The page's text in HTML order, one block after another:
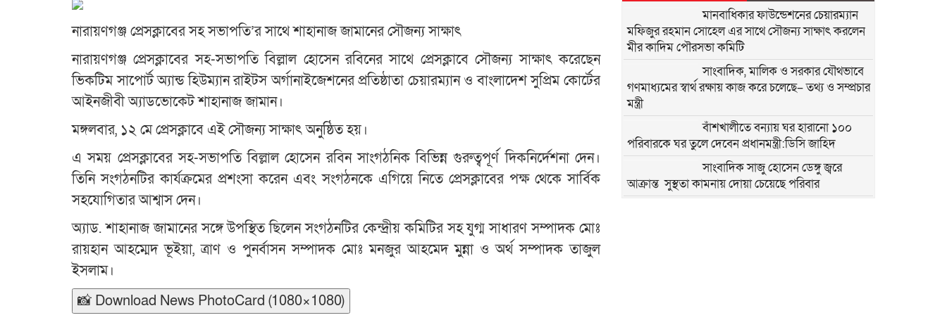
নারায়ণগঞ্জ প্রেসক্লাবের সহ সভাপতি’র সাথে শাহানাজ জামানের সৌজন্য সাক্ষাৎ
নারায়ণগঞ্জ প্রেসক্লাবের সহ-সভাপতি বিল্লাল হোসেন রবিনের সাথে প্রেসক্লাবে সৌজন্য সাক্ষাৎ করেছেন
ভিকটিম সাপোর্ট অ্যান্ড হিউম্যান রাইটস অর্গানাইজেশনের প্রতিষ্ঠাতা চেয়ারম্যান ও বাংলাদেশ সুপ্রিম কোর্টের
আইনজীবী অ্যাডভোকেট শাহানাজ জামান।
মঙ্গলবার, ১২ মে প্রেসক্লাবে এই সৌজন্য সাক্ষাৎ অনুষ্ঠিত হয়।
এ সময় প্রেসক্লাবের সহ-সভাপতি বিল্লাল হোসেন রবিন সাংগঠনিক বিভিন্ন গুরুত্বপূর্ণ দিকনির্দেশনা দেন।
তিনি সংগঠনটির কার্যক্রমের প্রশংসা করেন এবং সংগঠনকে এগিয়ে নিতে প্রেসক্লাবের পক্ষ থেকে সার্বিক
সহযোগিতার আশ্বাস দেন।
অ্যাড. শাহানাজ জামানের সঙ্গে উপস্থিত ছিলেন সংগঠনটির কেন্দ্রীয় কমিটির সহ যুগ্ম সাধারণ সম্পাদক মোঃ
রায়হান আহম্মেদ ভূইয়া, ত্রাণ ও পুনর্বাসন সম্পাদক মোঃ মনজুর আহমেদ মুন্না ও অর্থ সম্পাদক তাজুল
ইসলাম।
📸 Download News PhotoCard (1080×1080)
মানবাধিকার ফাউন্ডেশনের চেয়ারম্যান
মফিজুর রহমান সোহেল এর সাথে সৌজন্য সাক্ষাৎ করলেন
মীর কাদিম পৌরসভা কমিটি
সাংবাদিক, মালিক ও সরকার যৌথভাবে
গণমাধ্যমের স্বার্থ রক্ষায় কাজ করে চলেছে– তথ্য ও সম্প্রচার
মন্ত্রী
বাঁশখালীতে বন্যায় ঘর হারানো ১০০
পরিবারকে ঘর তুলে দেবেন প্রধানমন্ত্রী:ডিসি জাহিদ
সাংবাদিক সাজু হোসেন ডেঙ্গু জ্বরে
আক্রান্ত সুস্থতা কামনায় দোয়া চেয়েছে পরিবার